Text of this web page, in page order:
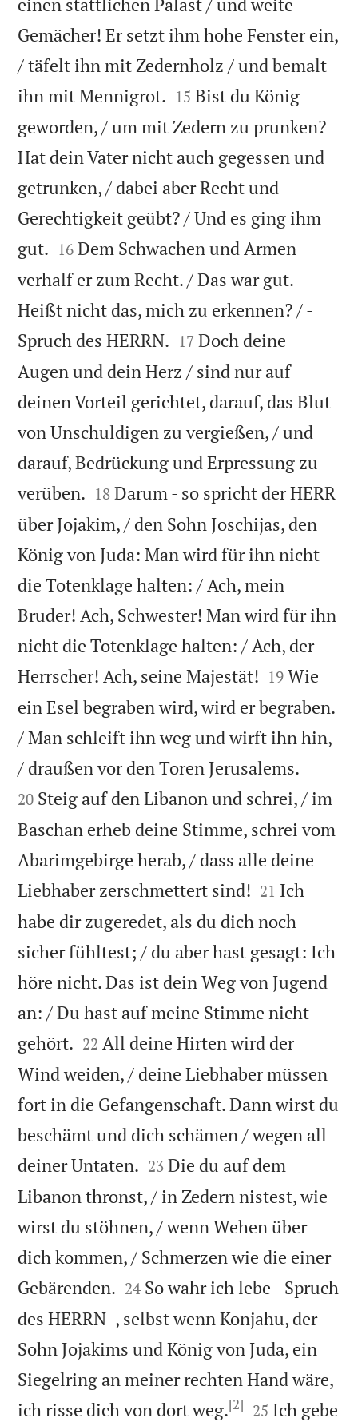
Gemächer! Er setzt ihm hohe Fenster ein,
/ täfelt ihn mit Zedernholz / und bemalt
ihn mit Mennigrot. 

15 Bist du König
geworden, / um mit Zedern zu prunken?
Hat dein Vater nicht auch gegessen und
getrunken, / dabei aber Recht und
Gerechtigkeit geübt? / Und es ging ihm
gut. 

16 Dem Schwachen und Armen
verhalf er zum Recht. / Das war gut.
Heißt nicht das, mich zu erkennen? / -
Spruch des HERRN. 

17 Doch deine
Augen und dein Herz / sind nur auf
deinen Vorteil gerichtet, darauf, das Blut
von Unschuldigen zu vergießen, / und
darauf, Bedrückung und Erpressung zu
verüben. 

18 Darum - so spricht der HERR
über Jojakim, / den Sohn Joschijas, den
König von Juda: Man wird für ihn nicht
die Totenklage halten: / Ach, mein
Bruder! Ach, Schwester! Man wird für ihn
nicht die Totenklage halten: / Ach, der
Herrscher! Ach, seine Majestät! 

19 Wie
ein Esel begraben wird, wird er begraben.
/ Man schleift ihn weg und wirft ihn hin,
/ draußen vor den Toren Jerusalems.
20 Steig auf den Libanon und schrei, / im
Baschan erheb deine Stimme, schrei vom
Abarimgebirge herab, / dass alle deine
Liebhaber zerschmettert sind! 

21 Ich
habe dir zugeredet, als du dich noch
sicher fühltest; / du aber hast gesagt: Ich
höre nicht. Das ist dein Weg von Jugend
an: / Du hast auf meine Stimme nicht
gehört. 

22 All deine Hirten wird der
Wind weiden, / deine Liebhaber müssen
fort in die Gefangenschaft. Dann wirst du
beschämt und dich schämen / wegen all
deiner Untaten. 

23 Die du auf dem
Libanon thronst, / in Zedern nistest, wie
wirst du stöhnen, / wenn Wehen über
dich kommen, / Schmerzen wie die einer
Gebärenden. 

24 So wahr ich lebe - Spruch
des HERRN -, selbst wenn Konjahu, der
Sohn Jojakims und König von Juda, ein
Siegelring an meiner rechten Hand wäre,
ich risse dich von dort weg.[2] 

25 Ich gebe